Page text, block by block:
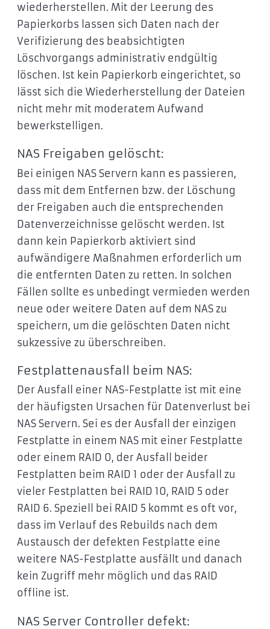
wiederherstellen. Mit der Leerung des
Papierkorbs lassen sich Daten nach der
Verifizierung des beabsichtigten
Löschvorgangs administrativ endgültig
löschen. Ist kein Papierkorb eingerichtet, so
lässt sich die Wiederherstellung der Dateien
nicht mehr mit moderatem Aufwand
bewerkstelligen.
NAS Freigaben gelöscht:
Bei einigen NAS Servern kann es passieren,
dass mit dem Entfernen bzw. der Löschung
der Freigaben auch die entsprechenden
Datenverzeichnisse gelöscht werden. Ist
dann kein Papierkorb aktiviert sind
aufwändigere Maßnahmen erforderlich um
die entfernten Daten zu retten. In solchen
Fällen sollte es unbedingt vermieden werden
neue oder weitere Daten auf dem NAS zu
speichern, um die gelöschten Daten nicht
sukzessive zu überschreiben.
Festplattenausfall beim NAS:
Der Ausfall einer NAS-Festplatte ist mit eine
der häufigsten Ursachen für Datenverlust bei
NAS Servern. Sei es der Ausfall der einzigen
Festplatte in einem NAS mit einer Festplatte
oder einem RAID 0, der Ausfall beider
Festplatten beim RAID 1 oder der Ausfall zu
vieler Festplatten bei RAID 10, RAID 5 oder
RAID 6. Speziell bei RAID 5 kommt es oft vor,
dass im Verlauf des Rebuilds nach dem
Austausch der defekten Festplatte eine
weitere NAS-Festplatte ausfällt und danach
kein Zugriff mehr möglich und das RAID
offline ist.
NAS Server Controller defekt: